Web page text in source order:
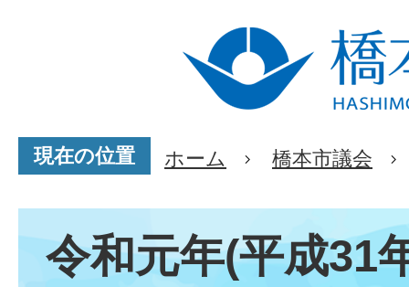
現在の位置 ホーム 橋本市議会
令和元年(平成31